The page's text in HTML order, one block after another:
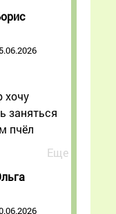
хочу
заняться
пчёл
Еще